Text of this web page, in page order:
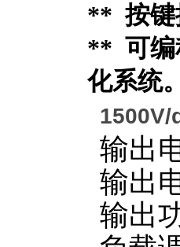
** 按键
** 可编
化系统
1500V/
输出
输出
输出